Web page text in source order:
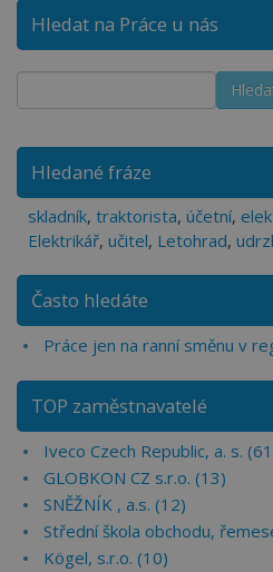
Hledat na Práce u nás
Hledané fráze
skladník, traktorista, účetní,
Elektrikář, učitel, Letohrad,
Často hledáte
Práce jen na ranní směnu v
TOP zaměstnavatelé
Iveco Czech Republic, a. s.
GLOBKON CZ s.r.o. (13)
SNĚŽNÍK , a.s. (12)
Střední škola obchodu,
Kögel, s.r.o. (10)